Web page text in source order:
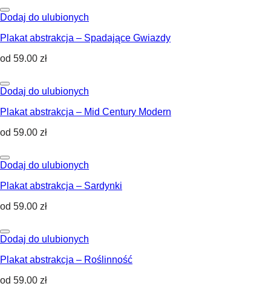
Dodaj do ulubionych
Plakat abstrakcja – Spadające Gwiazdy
od 59.00 zł
Dodaj do ulubionych
Plakat abstrakcja – Mid Century Modern
od 59.00 zł
Dodaj do ulubionych
Plakat abstrakcja – Sardynki
od 59.00 zł
Dodaj do ulubionych
Plakat abstrakcja – Roślinność
od 59.00 zł